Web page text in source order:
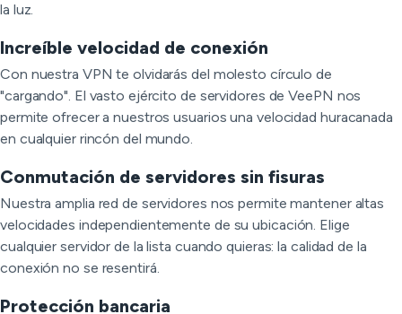
la luz.
Increíble velocidad de conexión
Con nuestra VPN te olvidarás del molesto círculo de
"cargando". El vasto ejército de servidores de VeePN nos
permite ofrecer a nuestros usuarios una velocidad huracanada
en cualquier rincón del mundo.
Conmutación de servidores sin fisuras
Nuestra amplia red de servidores nos permite mantener altas
velocidades independientemente de su ubicación. Elige
cualquier servidor de la lista cuando quieras: la calidad de la
conexión no se resentirá.
Protección bancaria